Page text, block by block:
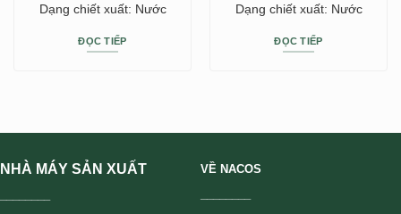
Dạng chiết xuất: Nước
ĐỌC TIẾP
Dạng chiết xuất: Nước
ĐỌC TIẾP
NHÀ MÁY SẢN XUẤT
VỀ NACOS